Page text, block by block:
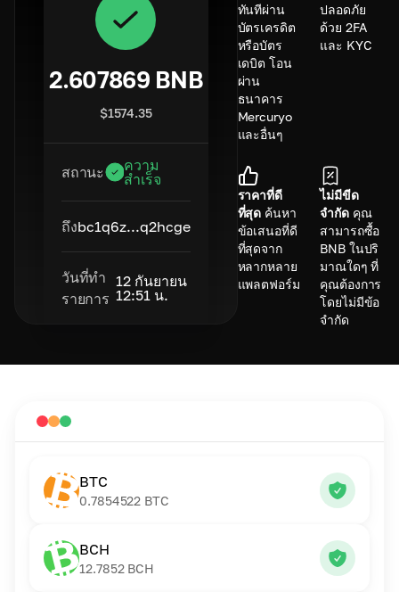
2.607869 BNB
$1574.35
สถานะ
ความ
สำเร็จ
ถึงbc1q6z...q2hcge
วันที่ทำ
รายการ
12 กันยายน
12:51 น.
ทันทีผ่าน
บัตรเครดิต
หรือบัตร
เดบิต โอน
ผ่าน
ธนาคาร
Mercuryo
และอื่นๆ
ปลอดภัย
ด้วย 2FA
และ KYC
ราคาที่ดี
ที่สุด ค้นหา
ข้อเสนอที่ดี
ที่สุดจาก
หลากหลาย
แพลตฟอร์ม
ไม่มีขีด
จำกัด คุณ
สามารถซื้อ
BNB ในปริ
มาณใดๆ ที่
คุณต้องการ
โดยไม่มีข้อ
จำกัด
BTC
0.7854522 BTC
BCH
12.7852 BCH